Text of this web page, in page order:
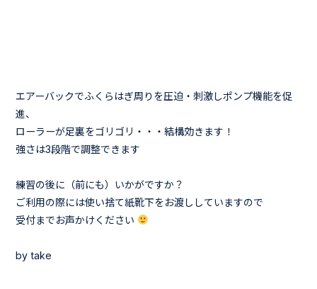
エアーバックでふくらはぎ周りを圧迫・刺激しポンプ機能を促
進、
ローラーが足裏をゴリゴリ・・・結構効きます！
強さは3段階で調整できます
練習の後に（前にも）いかがですか？
ご利用の際には使い捨て紙靴下をお渡ししていますので
受付までお声かけください
by take